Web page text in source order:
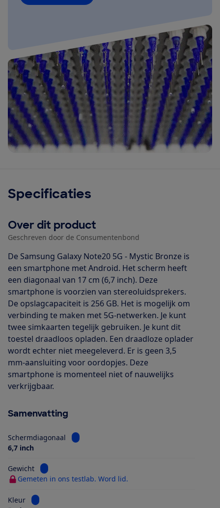
Specificaties
Over dit product
Geschreven door de Consumentenbond
De Samsung Galaxy Note20 5G - Mystic Bronze is
een smartphone met Android. Het scherm heeft
een diagonaal van 17 cm (6,7 inch). Deze
smartphone is voorzien van stereoluidsprekers.
De opslagcapaciteit is 256 GB. Het is mogelijk om
verbinding te maken met 5G-netwerken. Je kunt
twee simkaarten tegelijk gebruiken. Je kunt dit
toestel draadloos opladen. Een draadloze oplader
wordt echter niet meegeleverd. Er is geen 3,5
mm-aansluiting voor oordopjes. Deze
smartphone is momenteel niet of nauwelijks
verkrijgbaar.
Samenvatting
Schermdiagonaal
Bekijk informatie voor Schermdiagonaal
6,7 inch
Gewicht
Bekijk informatie voor Gewicht
Gemeten in ons testlab. Word lid.
Kleur
Bekijk informatie voor Kleur